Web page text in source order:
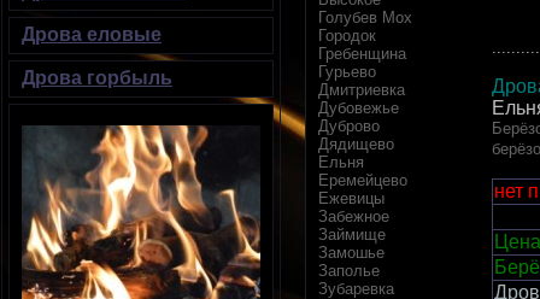
Голубев Мох
Городок
Гребенщина
Гурьево
Дмитриевка
Дубовежье
Дуброво
Дядищево
Ельня
Еремейцево
Ежевицы
Забежное
Займище
Замошье
Заполье
Зубаревка
нет
Дрова еловые
Дрова горбыль